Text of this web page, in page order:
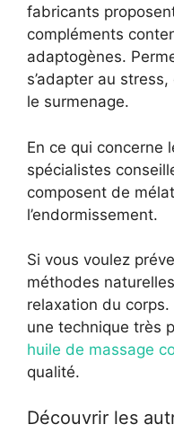
fabricants
compléments
adaptogènes.
s’adapter au
le surmenage.
En ce qui concerne
spécialistes
composent de
l’endormissement.
Si vous voulez
méthodes
relaxation du
une technique très
huile de massage
qualité.
Découvrir les